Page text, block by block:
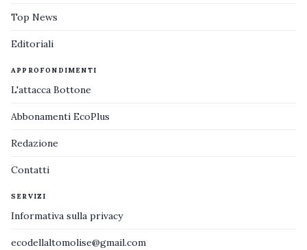
Top News
Editoriali
APPROFONDIMENTI
L'attacca Bottone
Abbonamenti EcoPlus
Redazione
Contatti
SERVIZI
Informativa sulla privacy
ecodellaltomolise@gmail.com